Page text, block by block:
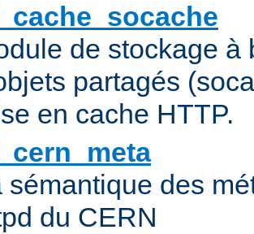
de stockage à
partagés
en cache HTTP.
sémantique des
du CERN